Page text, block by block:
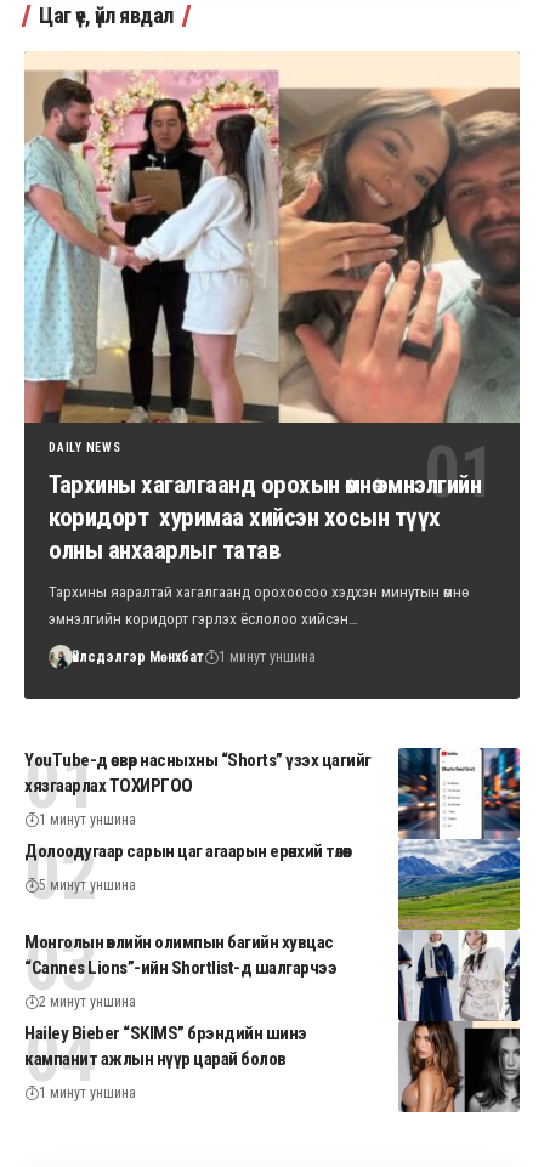
Цаг үе, үйл явдал
DAILY NEWS
Тархины хагалгаанд орохын өмнө эмнэлгийн
коридорт хуримаа хийсэн хосын түүх
олны анхаарлыг татав
Тархины яаралтай хагалгаанд орохоосоо хэдхэн минутын өмнө
эмнэлгийн коридорт гэрлэх ёслолоо хийсэн…
Үйлсдэлгэр Мөнхбат 1 минут уншина
YouTube-д өсвөр насныхны “Shorts” үзэх цагийг
хязгаарлах ТОХИРГОО
1 минут уншина
Долоодугаар сарын цаг агаарын ерөнхий төлөв
5 минут уншина
Монголын өвлийн олимпын багийн хувцас
“Cannes Lions”-ийн Shortlist-д шалгарчээ
2 минут уншина
Hailey Bieber “SKIMS” брэндийн шинэ
кампанит ажлын нүүр царай болов
1 минут уншина